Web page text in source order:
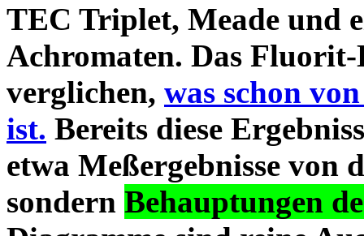
TEC Triplet, Meade und
Achromaten. Das
verglichen, was schon
ist. Bereits diese
etwa Meßergebnisse von
sondern Behauptungen